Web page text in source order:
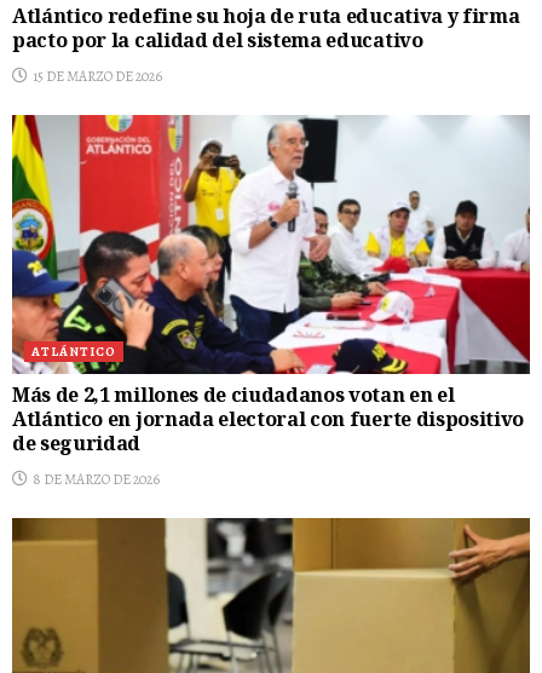
Atlántico redefine su hoja de ruta educativa y firma
pacto por la calidad del sistema educativo
15 DE MARZO DE 2026
ATLÁNTICO
Más de 2,1 millones de ciudadanos votan en el
Atlántico en jornada electoral con fuerte dispositivo
de seguridad
8 DE MARZO DE 2026